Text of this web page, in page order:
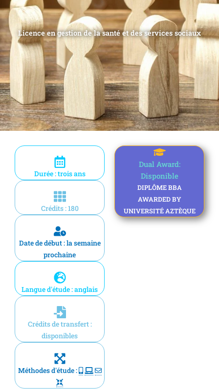
Licence en gestion de la santé et des services sociaux
Durée : trois ans
Crédits : 180
Date de début : la semaine
prochaine
Langue d'étude : anglais
Crédits de transfert :
disponibles
Méthodes d'étude :
Dual Award:
Disponible
DIPLÔME BBA
AWARDED BY
UNIVERSITÉ AZTÈQUE